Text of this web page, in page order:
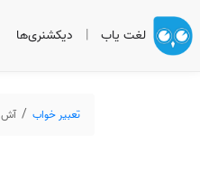
لغت یاب | دیکشنری‌ها
تعبیر خواب آش